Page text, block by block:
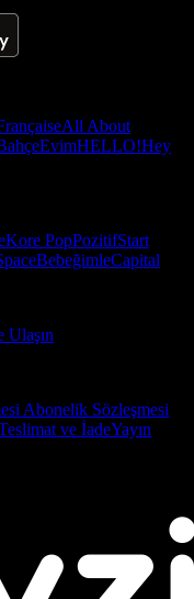
All About
EvimHELLO!Hey
Kore PopPozitifStart
BebeğimleCapital
Ulaşın
Abonelik Sözleşmesi
ve İadeYayın